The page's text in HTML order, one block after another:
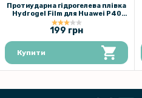
Протиударна гідрогелева плівка
Hydrogel Film для Huawei P40
lite, Transparent
199 грн
Купити